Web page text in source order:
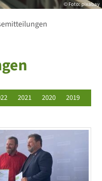
© Foto: pixabay
2021 2020 2019